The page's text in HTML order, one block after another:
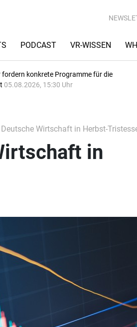
PODCAST VR-WISSEN
konkrete Programme für die
05.08.2026, 15:30 Uhr
Wirtschaft in Herbst-
in